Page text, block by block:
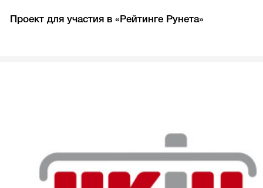
Проект для участия в «Рейтинге Рунета»